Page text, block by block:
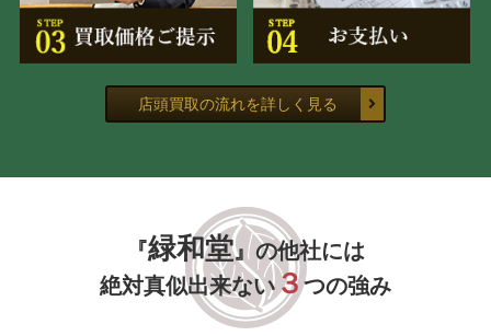
店頭買取の流れを詳しく見る
『緑和堂』の他社には
絶対真似出来ない ３つの強み